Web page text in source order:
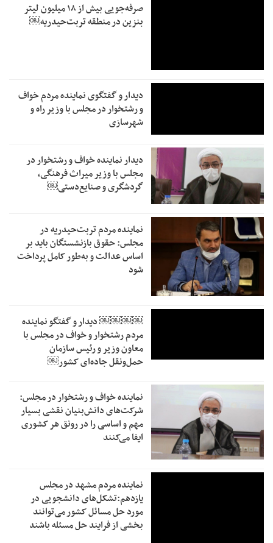
صرفه‌جویی بیش از ۱۸ میلیون لیتر
بنزین در منطقه تربت‌حیدریه￼
دیدار و گفتگوی نماینده مردم خواف
و رشتخوار در مجلس با وزیر راه و
شهرسازی
دیدار نماینده خواف و رشتخوار در
مجلس با وزیر میراث فرهنگی،
گردشگری و صنایع‌دستی￼
نماینده مردم تربت‌حیدریه در
مجلس: حقوق بازنشستگان باید بر
اساس عدالت و به‌طور کامل پرداخت
شود
￼￼￼￼‏ دیدار و گفتگو نماینده
مردم رشتخوار و خواف در مجلس با
معاون وزیر و رئیس سازمان
حمل‌ونقل جاده‌ای کشور￼
نماینده خواف و رشتخوار در مجلس:
شرکت‌های دانش‌بنیان نقشی بسیار
مهم و اساسی را در رونق هر کشوری
ایفا می‌کنند
نماینده مردم مشهد در مجلس
یازدهم:تشکل‌های دانشجویی در
مورد حل مسائل کشور می‌توانند
بخشی از فرایند حل مسئله باشند